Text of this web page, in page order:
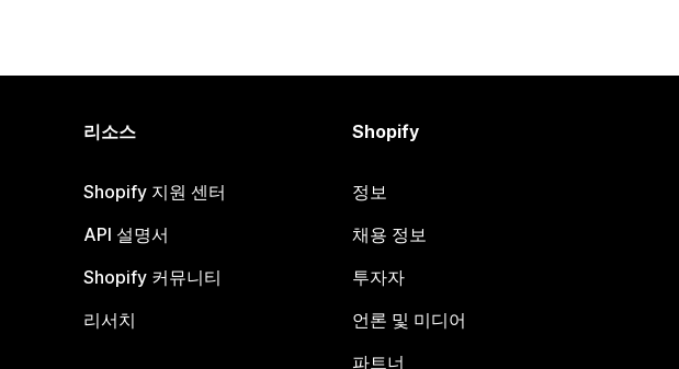
리소스
Shopify 지원 센터
API 설명서
Shopify 커뮤니티
리서치
Shopify
정보
채용 정보
투자자
언론 및 미디어
파트너